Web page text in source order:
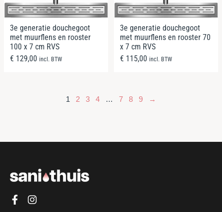
3e generatie douchegoot
met muurflens en rooster
100 x 7 cm RVS
€ 129,00 incl. BTW
3e generatie douchegoot
met muurflens en rooster 70
x 7 cm RVS
€ 115,00 incl. BTW
1 2 3 4 … 7 8 9 →